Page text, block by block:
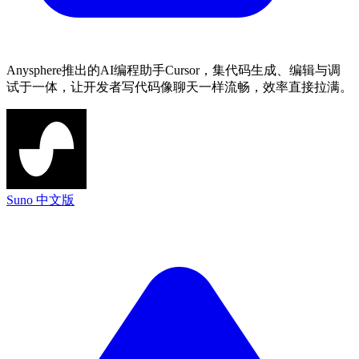
Anysphere推出的AI编程助手Cursor，集代码生成、编辑与调
试于一体，让开发者写代码像聊天一样流畅，效率直接拉满。
Suno 中文版